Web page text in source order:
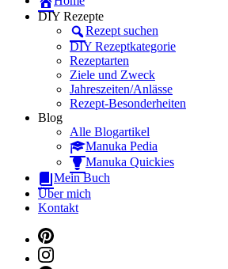
Manuka Magic –
Dein interaktiver DIY
DIY Rezepte
Rezept suchen
DIY Rezeptkategorie
Rezeptarten
Ziele und Zweck
Jahreszeiten/Anlässe
Rezept-Besonderheiten
Blog
Alle Blogartikel
Manuka Pedia
Manuka Quickies
Mein Buch
Über mich
Kontakt